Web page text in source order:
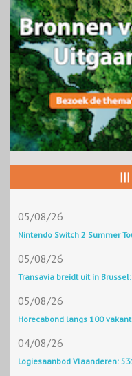
|||
05/08/26
Nintendo Switch 2 Summer
05/08/26
Transavia breidt uit in
05/08/26
Horecabond langs 100
04/08/26
Logiesaanbod Vlaanderen: